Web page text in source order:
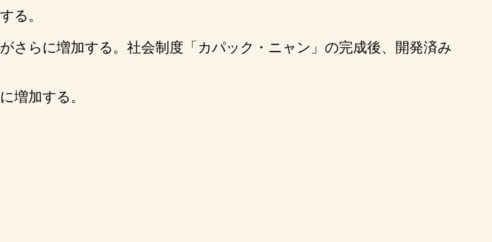
る。
さらに増加する。社会制度「カパック・ニャン」の完成後、開発済み
増加する。